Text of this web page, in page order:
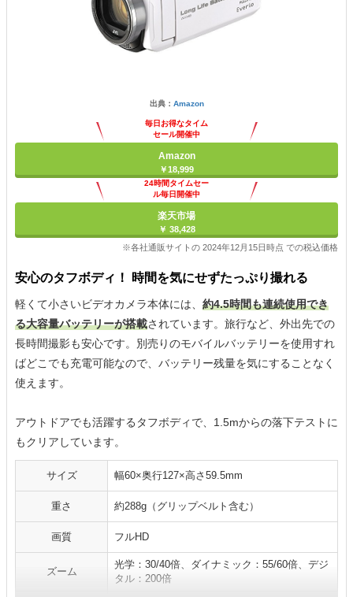
出典： Amazon
毎日お得なタイム
セール開催中
Amazon
￥18,999
24時間タイムセー
ル毎日開催中
楽天市場
￥ 38,428
※各社通販サイトの 2024年12月15日時点 での税込価格
安心のタフボディ！ 時間を気にせずたっぷり撮れる
軽くて小さいビデオカメラ本体には、 約4.5時間も連続使用でき
る大容量バッテリーが搭載されています。旅行など、外出先での
長時間撮影も安心です。別売りのモバイルバッテリーを使用すれ
ばどこでも充電可能なので、バッテリー残量を気にすることなく
使えます。
アウトドアでも活躍するタフボディで、1.5mからの落下テストに
もクリアしています。
サイズ 幅60×奥行127×高さ59.5mm
重さ 約288g（グリップベルト含む）
画質 フルHD
ズーム
光学：30/40倍、ダイナミック：55/60倍、デジ
タル：200倍